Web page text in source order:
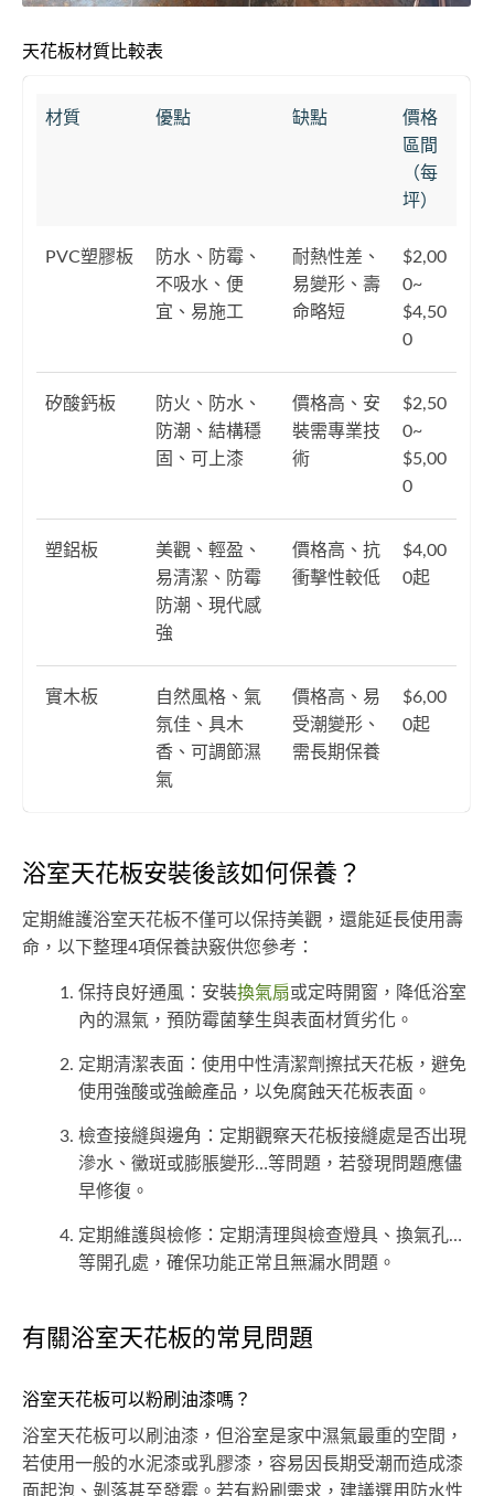
天花板材質比較表
材質 優點 缺點
價格
區間
（每
坪）
PVC塑膠板
防水、防霉、
不吸水、便
宜、易施工
耐熱性差、
易變形、壽
命略短
$2,00
0~
$4,50
0
矽酸鈣板
防火、防水、
防潮、結構穩
固、可上漆
價格高、安
裝需專業技
術
$2,50
0~
$5,00
0
塑鋁板
美觀、輕盈、
易清潔、防霉
防潮、現代感
強
價格高、抗
衝擊性較低
$4,00
0起
實木板
自然風格、氣
氛佳、具木
香、可調節濕
氣
價格高、易
受潮變形、
需長期保養
$6,00
0起
浴室天花板安裝後該如何保養？
定期維護浴室天花板不僅可以保持美觀，還能延長使用壽
命，以下整理4項保養訣竅供您參考：
保持良好通風：安裝換氣扇或定時開窗，降低浴室
內的濕氣，預防霉菌孳生與表面材質劣化。
定期清潔表面：使用中性清潔劑擦拭天花板，避免
使用強酸或強鹼產品，以免腐蝕天花板表面。
檢查接縫與邊角：定期觀察天花板接縫處是否出現
滲水、黴斑或膨脹變形…等問題，若發現問題應儘
早修復。
定期維護與檢修：定期清理與檢查燈具、換氣孔…
等開孔處，確保功能正常且無漏水問題。
有關浴室天花板的常見問題
浴室天花板可以粉刷油漆嗎？
浴室天花板可以刷油漆，但浴室是家中濕氣最重的空間，
若使用一般的水泥漆或乳膠漆，容易因長期受潮而造成漆
面起泡、剝落甚至發霉。若有粉刷需求，建議選用防水性